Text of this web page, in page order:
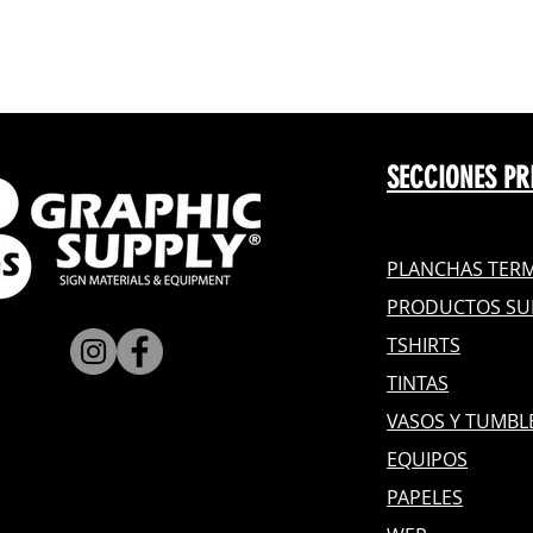
SECCIONES
PLANCHAS
PRODUCTOS
TSHIRTS
TINTAS
VASOS Y
EQUIPOS
PAPELES